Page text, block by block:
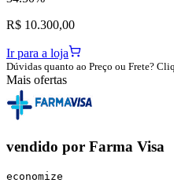
R$ 10.300,00
Ir para a loja
Dúvidas quanto ao Preço ou Frete?
Mais ofertas
vendido por Farma Visa
economize